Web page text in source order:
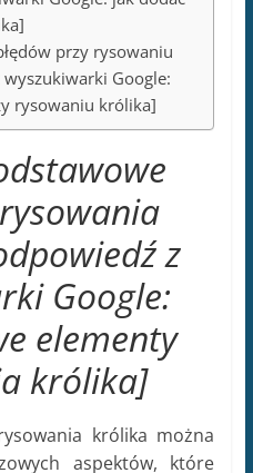
z
Google:
elementy
królika]
królika można
aspektów, które
i realistyczność
zwierzęcia.
pomoże w
i efektownych
kilka kluczowych